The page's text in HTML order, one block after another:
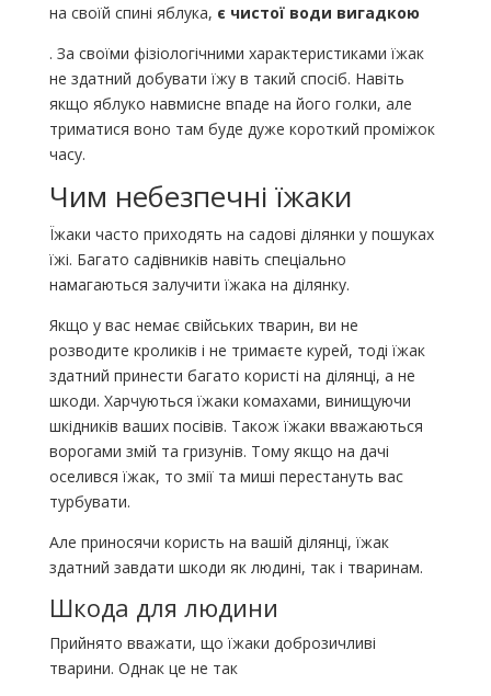
на своїй спині яблука, є чистої води вигадкою
. За своїми фізіологічними характеристиками їжак
не здатний добувати їжу в такий спосіб. Навіть
якщо яблуко навмисне впаде на його голки, але
триматися воно там буде дуже короткий проміжок
часу.
Чим небезпечні їжаки
Їжаки часто приходять на садові ділянки у пошуках
їжі. Багато садівників навіть спеціально
намагаються залучити їжака на ділянку.
Якщо у вас немає свійських тварин, ви не
розводите кроликів і не тримаєте курей, тоді їжак
здатний принести багато користі на ділянці, а не
шкоди. Харчуються їжаки комахами, винищуючи
шкідників ваших посівів. Також їжаки вважаються
ворогами змій та гризунів. Тому якщо на дачі
оселився їжак, то змії та миші перестануть вас
турбувати.
Але приносячи користь на вашій ділянці, їжак
здатний завдати шкоди як людині, так і тваринам.
Шкода для людини
Прийнято вважати, що їжаки доброзичливі
тварини. Однак це не так